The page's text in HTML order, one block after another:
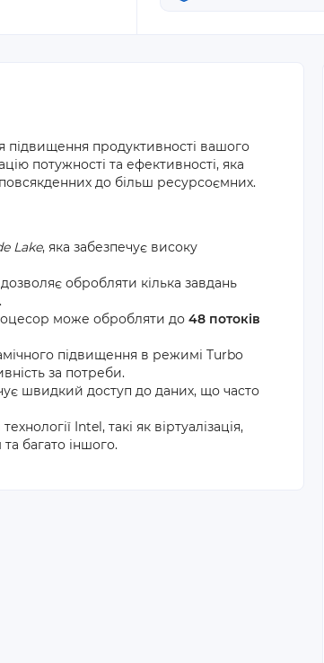
підвищення продуктивності вашого
потужності та ефективності, яка
до більш ресурсоємних.
Lake, яка забезпечує високу
обробляти кілька завдань
може обробляти до 48 потоків
підвищення в режимі Turbo
за потреби.
швидкий доступ до даних, що часто
Intel, такі як віртуалізація,
багато іншого.